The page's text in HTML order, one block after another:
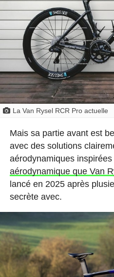
La Van Rysel RCR Pro actuelle
Mais sa partie avant est
avec des solutions
aérodynamiques inspirées
aérodynamique que Van
lancé en 2025 après
secrète avec.